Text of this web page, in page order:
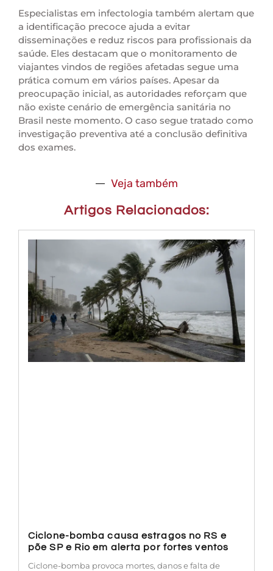
Especialistas em infectologia também alertam que
a identificação precoce ajuda a evitar
disseminações e reduz riscos para profissionais da
saúde. Eles destacam que o monitoramento de
viajantes vindos de regiões afetadas segue uma
prática comum em vários países. Apesar da
preocupação inicial, as autoridades reforçam que
não existe cenário de emergência sanitária no
Brasil neste momento. O caso segue tratado como
investigação preventiva até a conclusão definitiva
dos exames.
Veja também
Artigos Relacionados:
Ciclone-bomba causa estragos no RS e
põe SP e Rio em alerta por fortes ventos
Ciclone-bomba provoca mortes, danos e falta de